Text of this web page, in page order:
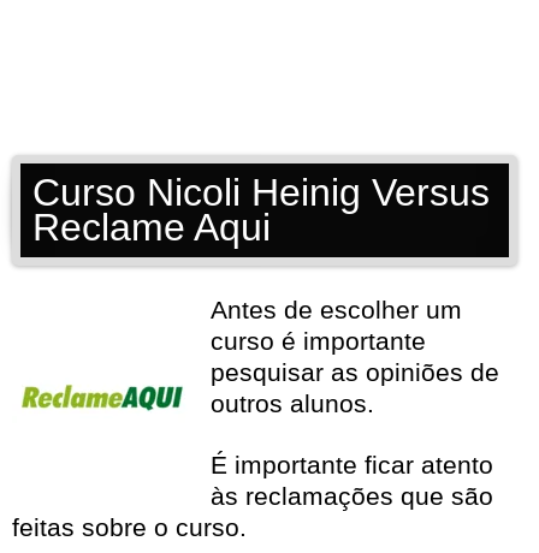
Curso Nicoli Heinig Versus
Reclame Aqui
Antes de escolher um
curso é importante
pesquisar as opiniões de
outros alunos.
É importante ficar atento
às reclamações que são
feitas sobre o curso.